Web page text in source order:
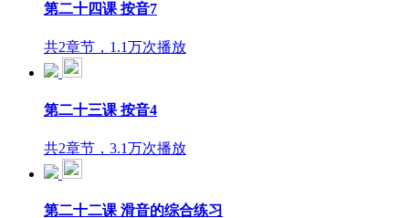
第二十四课 按音7
共2章节，1.1万次播放
第二十三课 按音4
共2章节，3.1万次播放
第二十二课 滑音的综合练习